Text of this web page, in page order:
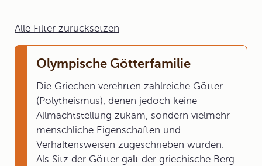
Alle Filter zurücksetzen
Olympische Götterfamilie
Die Griechen verehrten zahlreiche Götter
(Polytheismus), denen jedoch keine
Allmachtstellung zukam, sondern vielmehr
menschliche Eigenschaften und
Verhaltensweisen zugeschrieben wurden.
Als Sitz der Götter galt der griechische Berg